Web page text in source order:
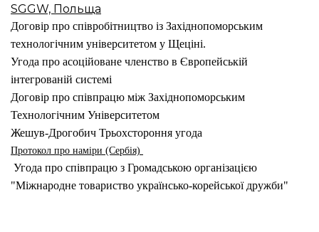
SGGW, Польща
Договір про співробітництво із Західнопоморським
технологічним університетом у Щеціні.
Угода про асоційоване членство в Європейській
інтегрованій системі
Договір про співпрацю між Західнопоморським
Технологічним Університетом
Жешув-Дрогобич Трьохстороння угода
Протокол про наміри (Сербія)
Угода про співпрацю з Громадською організацією
"Міжнародне товариство українсько-корейської дружби"